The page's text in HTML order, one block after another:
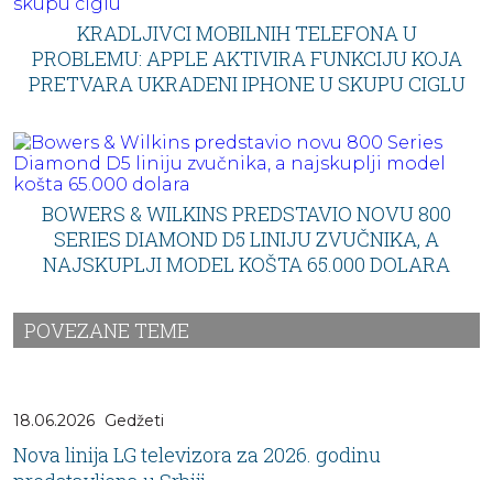
KRADLJIVCI MOBILNIH TELEFONA U
PROBLEMU: APPLE AKTIVIRA FUNKCIJU KOJA
PRETVARA UKRADENI IPHONE U SKUPU CIGLU
BOWERS & WILKINS PREDSTAVIO NOVU 800
SERIES DIAMOND D5 LINIJU ZVUČNIKA, A
NAJSKUPLJI MODEL KOŠTA 65.000 DOLARA
POVEZANE TEME
18.06.2026 Gedžeti
Nova linija LG televizora za 2026. godinu